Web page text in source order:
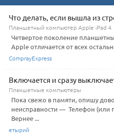
Что делать, если вышла из
Планшетный компьютер Apple iPad 4
Четвертое поколение
Apple отличается от всех
ComprayExpress
Включается и сразу
Планшетные компьютеры
Пока свежо в памяти, опишу
неисправности — Телефон (или
Вернее ...
етырий